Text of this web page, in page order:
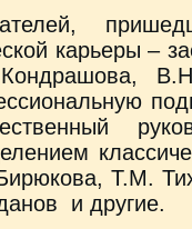
карьеры –
Т.М.
и другие.